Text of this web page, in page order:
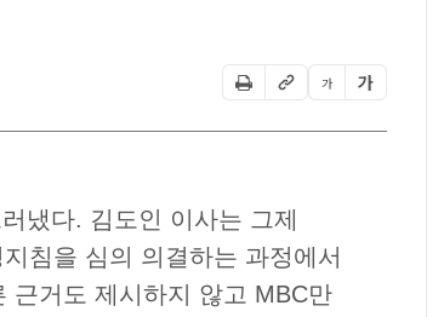
가 가
냈다. 김도인 이사는 그제
침을 심의 의결하는 과정에서
근거도 제시하지 않고 MBC만